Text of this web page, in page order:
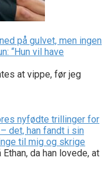
på gulvet, men ingen
“Hun vil have
at vippe, før jeg
nyfødte trillinger for
det, han fandt i sin
til mig og skrige
da han lovede, at